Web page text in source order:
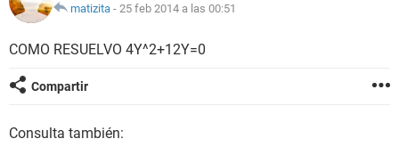
matizita - 25 feb 2014 a las 00:51
COMO RESUELVO 4Y^2+12Y=0
Compartir
Consulta también: